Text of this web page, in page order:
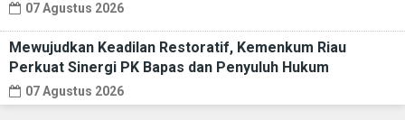
07 Agustus 2026
Mewujudkan Keadilan Restoratif, Kemenkum Riau
Perkuat Sinergi PK Bapas dan Penyuluh Hukum
07 Agustus 2026